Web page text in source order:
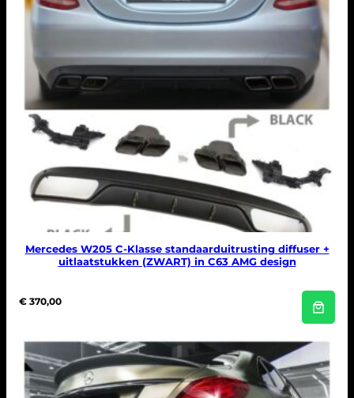
Mercedes W205 C-Klasse standaarduitrusting diffuser +
uitlaatstukken (ZWART) in C63 AMG design
€ 370,00